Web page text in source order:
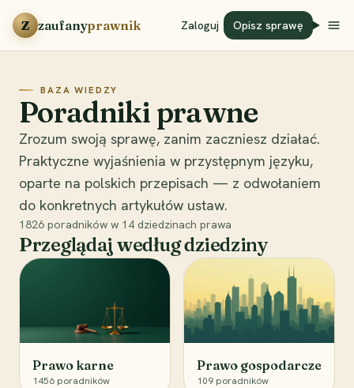
Przejdź do treści
Z zaufanyprawnik Zaloguj Opisz sprawę
BAZA WIEDZY
Poradniki prawne
Zrozum swoją sprawę, zanim zaczniesz działać.
Praktyczne wyjaśnienia w przystępnym języku,
oparte na polskich przepisach — z odwołaniem
do konkretnych artykułów ustaw.
1826 poradników w 14 dziedzinach prawa
Przeglądaj według dziedziny
Prawo karne
1456 poradników
Prawo gospodarcze
109 poradników